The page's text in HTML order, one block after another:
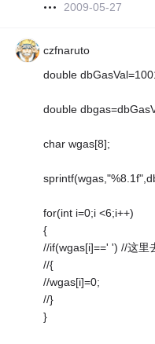
2009-05-27
czfnaruto
double
double
char wgas[8];
for(int i=0;i <6;i++)
{
//if(wgas[i]==' ') //这里
//{
//wgas[i]=0;
//}
}